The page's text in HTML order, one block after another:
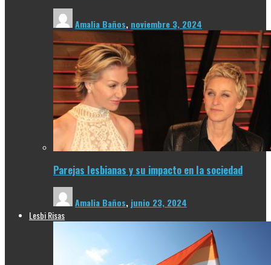
Amalia Baños, noviembre 3, 2024
Parejas lesbianas y su impacto en la sociedad
Amalia Baños, junio 23, 2024
Lesbi Risas